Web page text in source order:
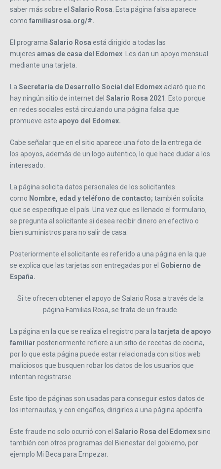
saber más sobre el Salario Rosa. Esta página falsa aparece
como familiasrosa.org/#.
El programa Salario Rosa está dirigido a todas las
mujeres amas de casa del Edomex. Les dan un apoyo mensual
mediante una tarjeta.
La Secretaría de Desarrollo Social del Edomex aclaró que no
hay ningún sitio de internet del Salario Rosa 2021 . Esto porque
en redes sociales está circulando una página falsa que
promueve este apoyo del Edomex.
Cabe señalar que en el sitio aparece una foto de la entrega de
los apoyos, además de un logo autentico, lo que hace dudar a los
interesado.
La página solicita datos personales de los solicitantes
como Nombre, edad y teléfono de contacto; también solicita
que se especifique el país. Una vez que es llenado el formulario,
se pregunta al solicitante si desea recibir dinero en efectivo o
bien suministros para no salir de casa.
Posteriormente el solicitante es referido a una página en la que
se explica que las tarjetas son entregadas por el Gobierno de
España.
Si te ofrecen obtener el apoyo de Salario Rosa a través de la
página Familias Rosa, se trata de un fraude.
La página en la que se realiza el registro para la tarjeta de apoyo
familiar posteriormente refiere a un sitio de recetas de cocina,
por lo que esta página puede estar relacionada con sitios web
maliciosos que busquen robar los datos de los usuarios que
intentan registrarse.
Este tipo de páginas son usadas para conseguir estos datos de
los internautas, y con engaños, dirigirlos a una página apócrifa.
Este fraude no solo ocurrió con el Salario Rosa del Edomexsino
también con otros programas del Bienestar del gobierno, por
ejemplo Mi Beca para Empezar.